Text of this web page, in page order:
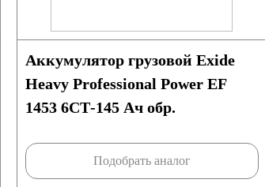
Аккумулятор грузовой Exide
Heavy Professional Power EF
1453 6СТ-145 Ач обр.
Подобрать аналог